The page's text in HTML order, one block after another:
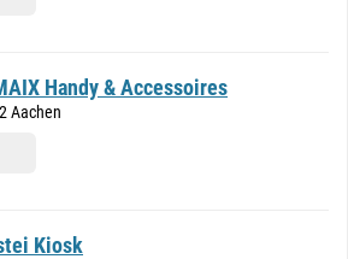
Handy & Accessoires
Aachen
Kiosk